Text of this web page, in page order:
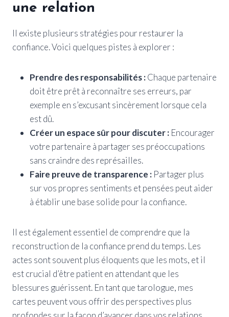
une relation
Il existe plusieurs stratégies pour restaurer la
confiance. Voici quelques pistes à explorer :
Prendre des responsabilités :Chaque partenaire
doit être prêt à reconnaître ses erreurs, par
exemple en s’excusant sincèrement lorsque cela
est dû.
Créer un espace sûr pour discuter : Encourager
votre partenaire à partager ses préoccupations
sans craindre des représailles.
Faire preuve de transparence : Partager plus
sur vos propres sentiments et pensées peut aider
à établir une base solide pour la confiance.
Il est également essentiel de comprendre que la
reconstruction de la confiance prend du temps. Les
actes sont souvent plus éloquents que les mots, et il
est crucial d’être patient en attendant que les
blessures guérissent. En tant que tarologue, mes
cartes peuvent vous offrir des perspectives plus